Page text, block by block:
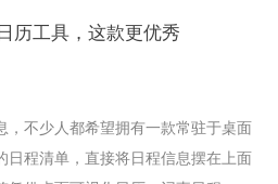
历工具，这款更优秀
，不少人都希望拥有一款常驻于桌面
日程清单，直接将日程信息摆在上面